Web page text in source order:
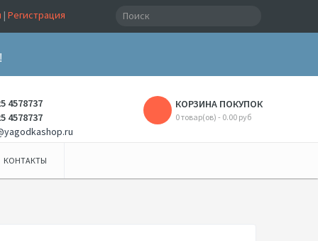
| Регистрация
4578737
4578737
КОРЗИНА ПОКУПОК
0 товар(ов) - 0.00 руб
КОНТАКТЫ